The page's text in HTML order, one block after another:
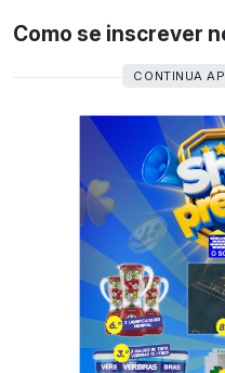
Como se inscrever
CONTINUA